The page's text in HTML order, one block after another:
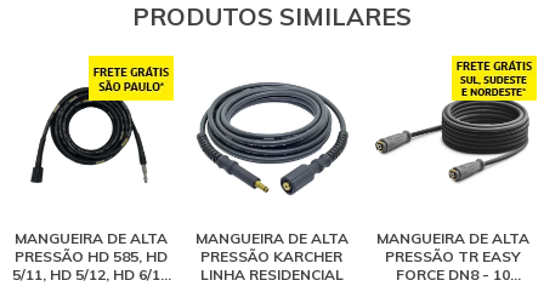
PRODUTOS SIMILARES
MANGUEIRA DE ALTA
PRESSÃO HD 585, HD
5/11, HD 5/12, HD 6/13
MANGUEIRA DE ALTA
PRESSÃO KARCHER
LINHA RESIDENCIAL
MANGUEIRA DE ALTA
PRESSÃO TR EASY
FORCE DN8 - 10